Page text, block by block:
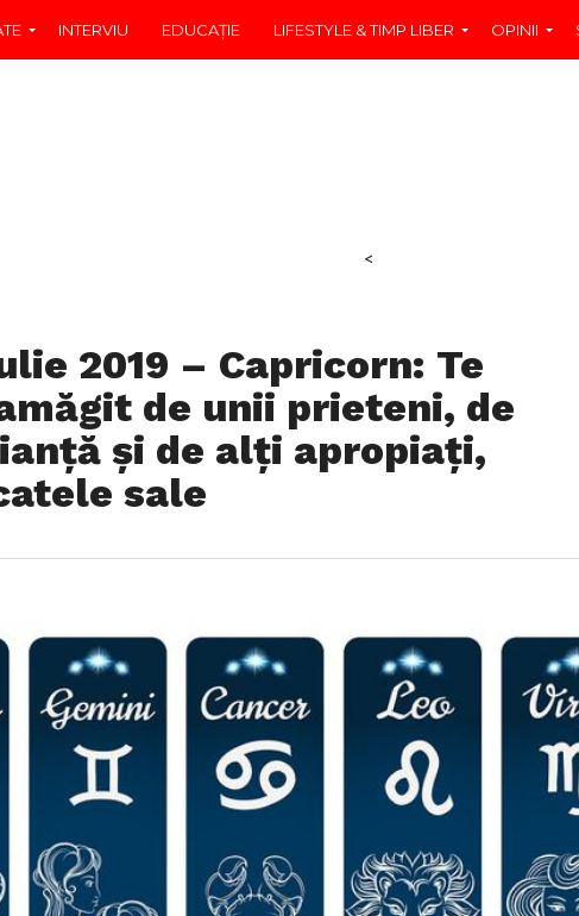
INTERVIU EDUCAŢIE LIFESTYLE & TIMP LIBER OPINII
<
2019 – Capricorn: Te
de unii prieteni, de
și de alți apropiați,
sale